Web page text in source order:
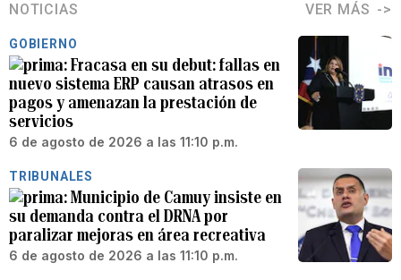
NOTICIAS VER MÁS
GOBIERNO
Fracasa en su debut: fallas en
nuevo sistema ERP causan atrasos en
pagos y amenazan la prestación de
servicios
6 de agosto de 2026 a las 11:10 p.m.
TRIBUNALES
Municipio de Camuy insiste en
su demanda contra el DRNA por
paralizar mejoras en área recreativa
6 de agosto de 2026 a las 11:10 p.m.